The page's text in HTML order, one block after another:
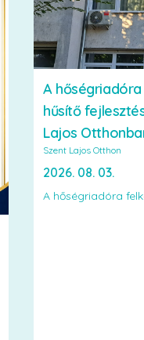
A
hűsítő
Lajos
Szent Lajos Otthon
2026. 08. 03.
A hőségriadóra